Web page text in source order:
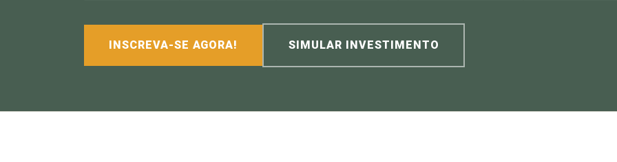
INSCREVA-SE AGORA! SIMULAR INVESTIMENTO